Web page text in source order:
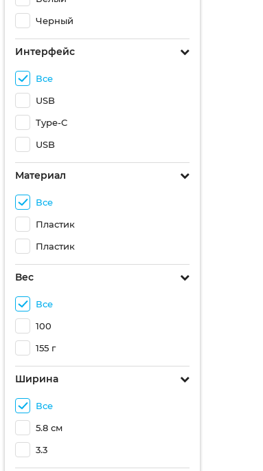
Черный
Интерфейс
Все
USB
Type-C
USB
Материал
Все
Пластик
Пластик
Вес
Все
100
155 г
Ширина
Все
5.8 см
3.3